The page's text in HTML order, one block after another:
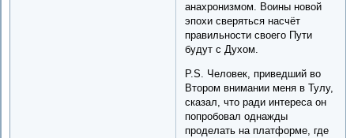
анахронизмом. Воины новой
эпохи сверяться насчёт
правильности своего Пути
будут с Духом.
P.S. Человек, приведший во
Втором внимании меня в Тулу,
сказал, что ради интереса он
попробовал однажды
проделать на платформе, где